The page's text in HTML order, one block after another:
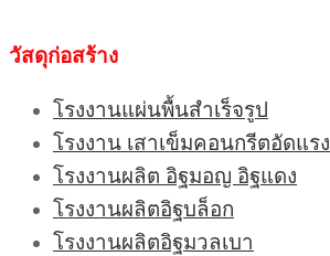
วัสดุก่อสร้าง
โรงงานแผ่นพื้นสำเร็จรูป
โรงงาน เสาเข็มคอนกรีตอัดแรง
โรงงานผลิต อิฐมอญ อิฐแดง
โรงงานผลิตอิฐบล็อก
โรงงานผลิตอิฐมวลเบา